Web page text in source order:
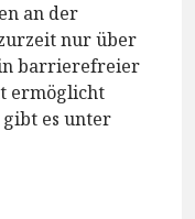
an der
nur über
barrierefreier
ermöglicht
es unter